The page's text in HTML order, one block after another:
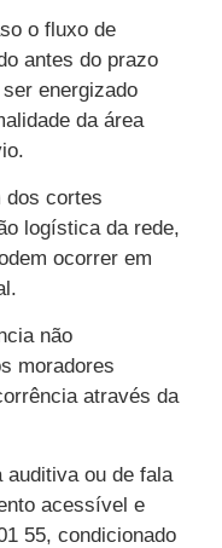
o fluxo de
antes do prazo
energizado
da área
dos cortes
logística da rede,
ocorrer em
não
moradores
através da
auditiva ou de fala
acessível e
55, condicionado